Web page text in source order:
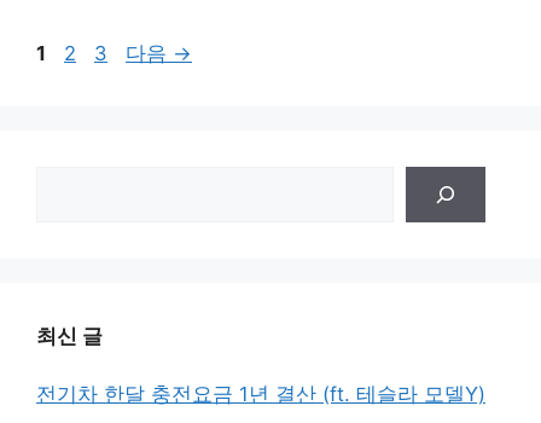
페
1
페
2
페
3 다음 →
최신 글
전기차 한달 충전요금 1년 결산 (ft. 테슬라 모델Y)